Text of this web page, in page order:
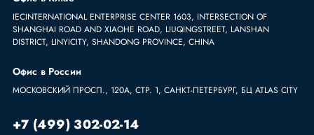
IECINTERNATIONAL ENTERPRISE CENTER 1603, INTERSECTION OF
SHANGHAI ROAD AND XIAOHE ROAD, LIUQINGSTREET, LANSHAN
DISTRICT, LINYICITY, SHANDONG PROVINCE, CHINA
Офис в России
МОСКОВСКИЙ ПРОСП., 120А, СТР. 1, САНКТ-ПЕТЕРБУРГ, БЦ ATLAS CITY
+7 (499) 302-02-14